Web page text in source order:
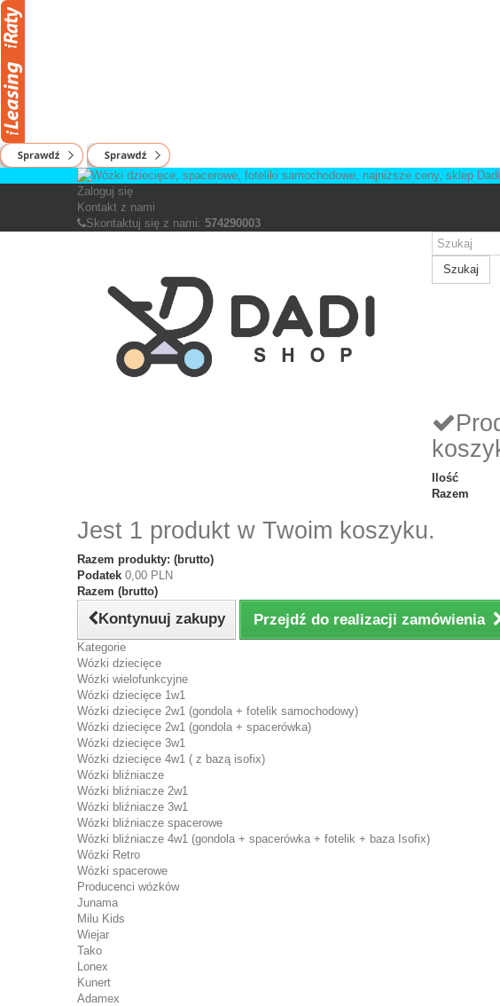
Zaloguj się
Kontakt z nami
Skontaktuj się z nami: 574290003
Szukaj
Ilość
Razem
Jest 1 produkt w Twoim koszyku.
Razem produkty: (brutto)
Podatek 0,00 PLN
Razem (brutto)
Kontynuuj zakupy Przejdź do realizacji zamówienia
Kategorie
Wózki dziecięce
Wózki wielofunkcyjne
Wózki dziecięce 1w1
Wózki dziecięce 2w1 (gondola + fotelik samochodowy)
Wózki dziecięce 2w1 (gondola + spacerówka)
Wózki dziecięce 3w1
Wózki dziecięce 4w1 ( z bazą isofix)
Wózki bliźniacze
Wózki bliźniacze 2w1
Wózki bliźniacze 3w1
Wózki bliźniacze spacerowe
Wózki bliźniacze 4w1 (gondola + spacerówka + fotelik + baza Isofix)
Wózki Retro
Wózki spacerowe
Producenci wózków
Junama
Milu Kids
Wiejar
Tako
Lonex
Kunert
Adamex